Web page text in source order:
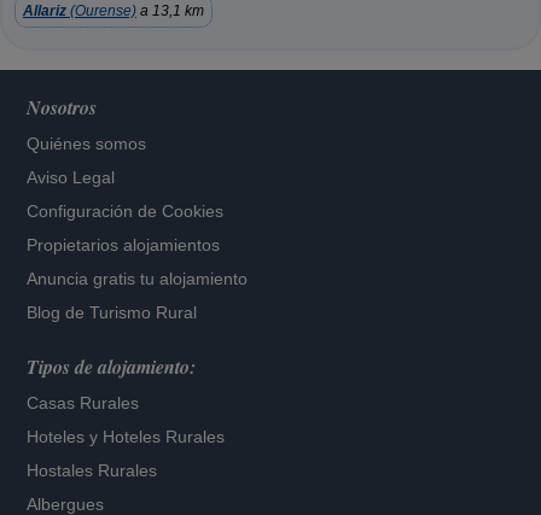
Allariz (Ourense) a 13,1 km
Nosotros
Quiénes somos
Aviso Legal
Configuración de Cookies
Propietarios alojamientos
Anuncia gratis tu alojamiento
Blog de Turismo Rural
Tipos de alojamiento:
Casas Rurales
Hoteles y Hoteles Rurales
Hostales Rurales
Albergues